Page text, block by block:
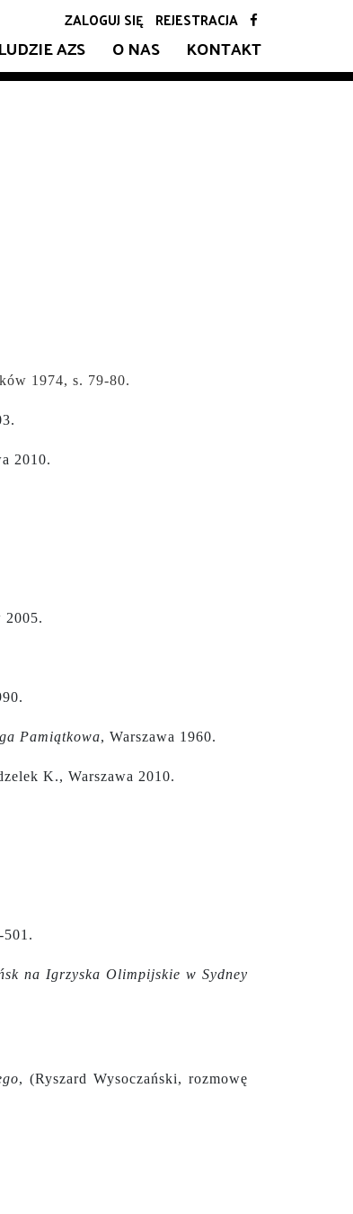
ZALOGUJ SIĘ REJESTRACJA
LUDZIE AZS O NAS KONTAKT
1974, s. 79-80.
2010.
2005.
Pamiątkowa, Warszawa 1960.
K., Warszawa 2010.
501.
na Igrzyska Olimpijskie w Sydney
, (Ryszard Wysoczański, rozmowę